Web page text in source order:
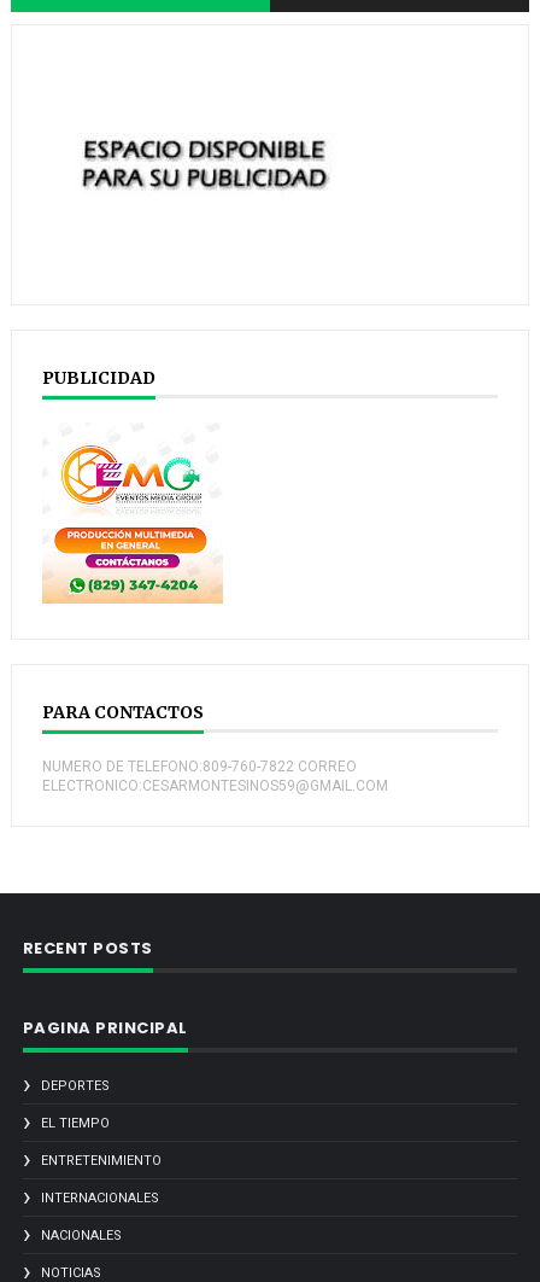
PUBLICIDAD
PARA CONTACTOS
NUMERO DE TELEFONO:809-760-7822 CORREO
ELECTRONICO:CESARMONTESINOS59@GMAIL.COM
RECENT POSTS
PAGINA PRINCIPAL
DEPORTES
EL TIEMPO
ENTRETENIMIENTO
INTERNACIONALES
NACIONALES
NOTICIAS